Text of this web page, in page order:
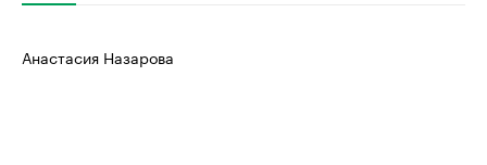
Анастасия Назарова